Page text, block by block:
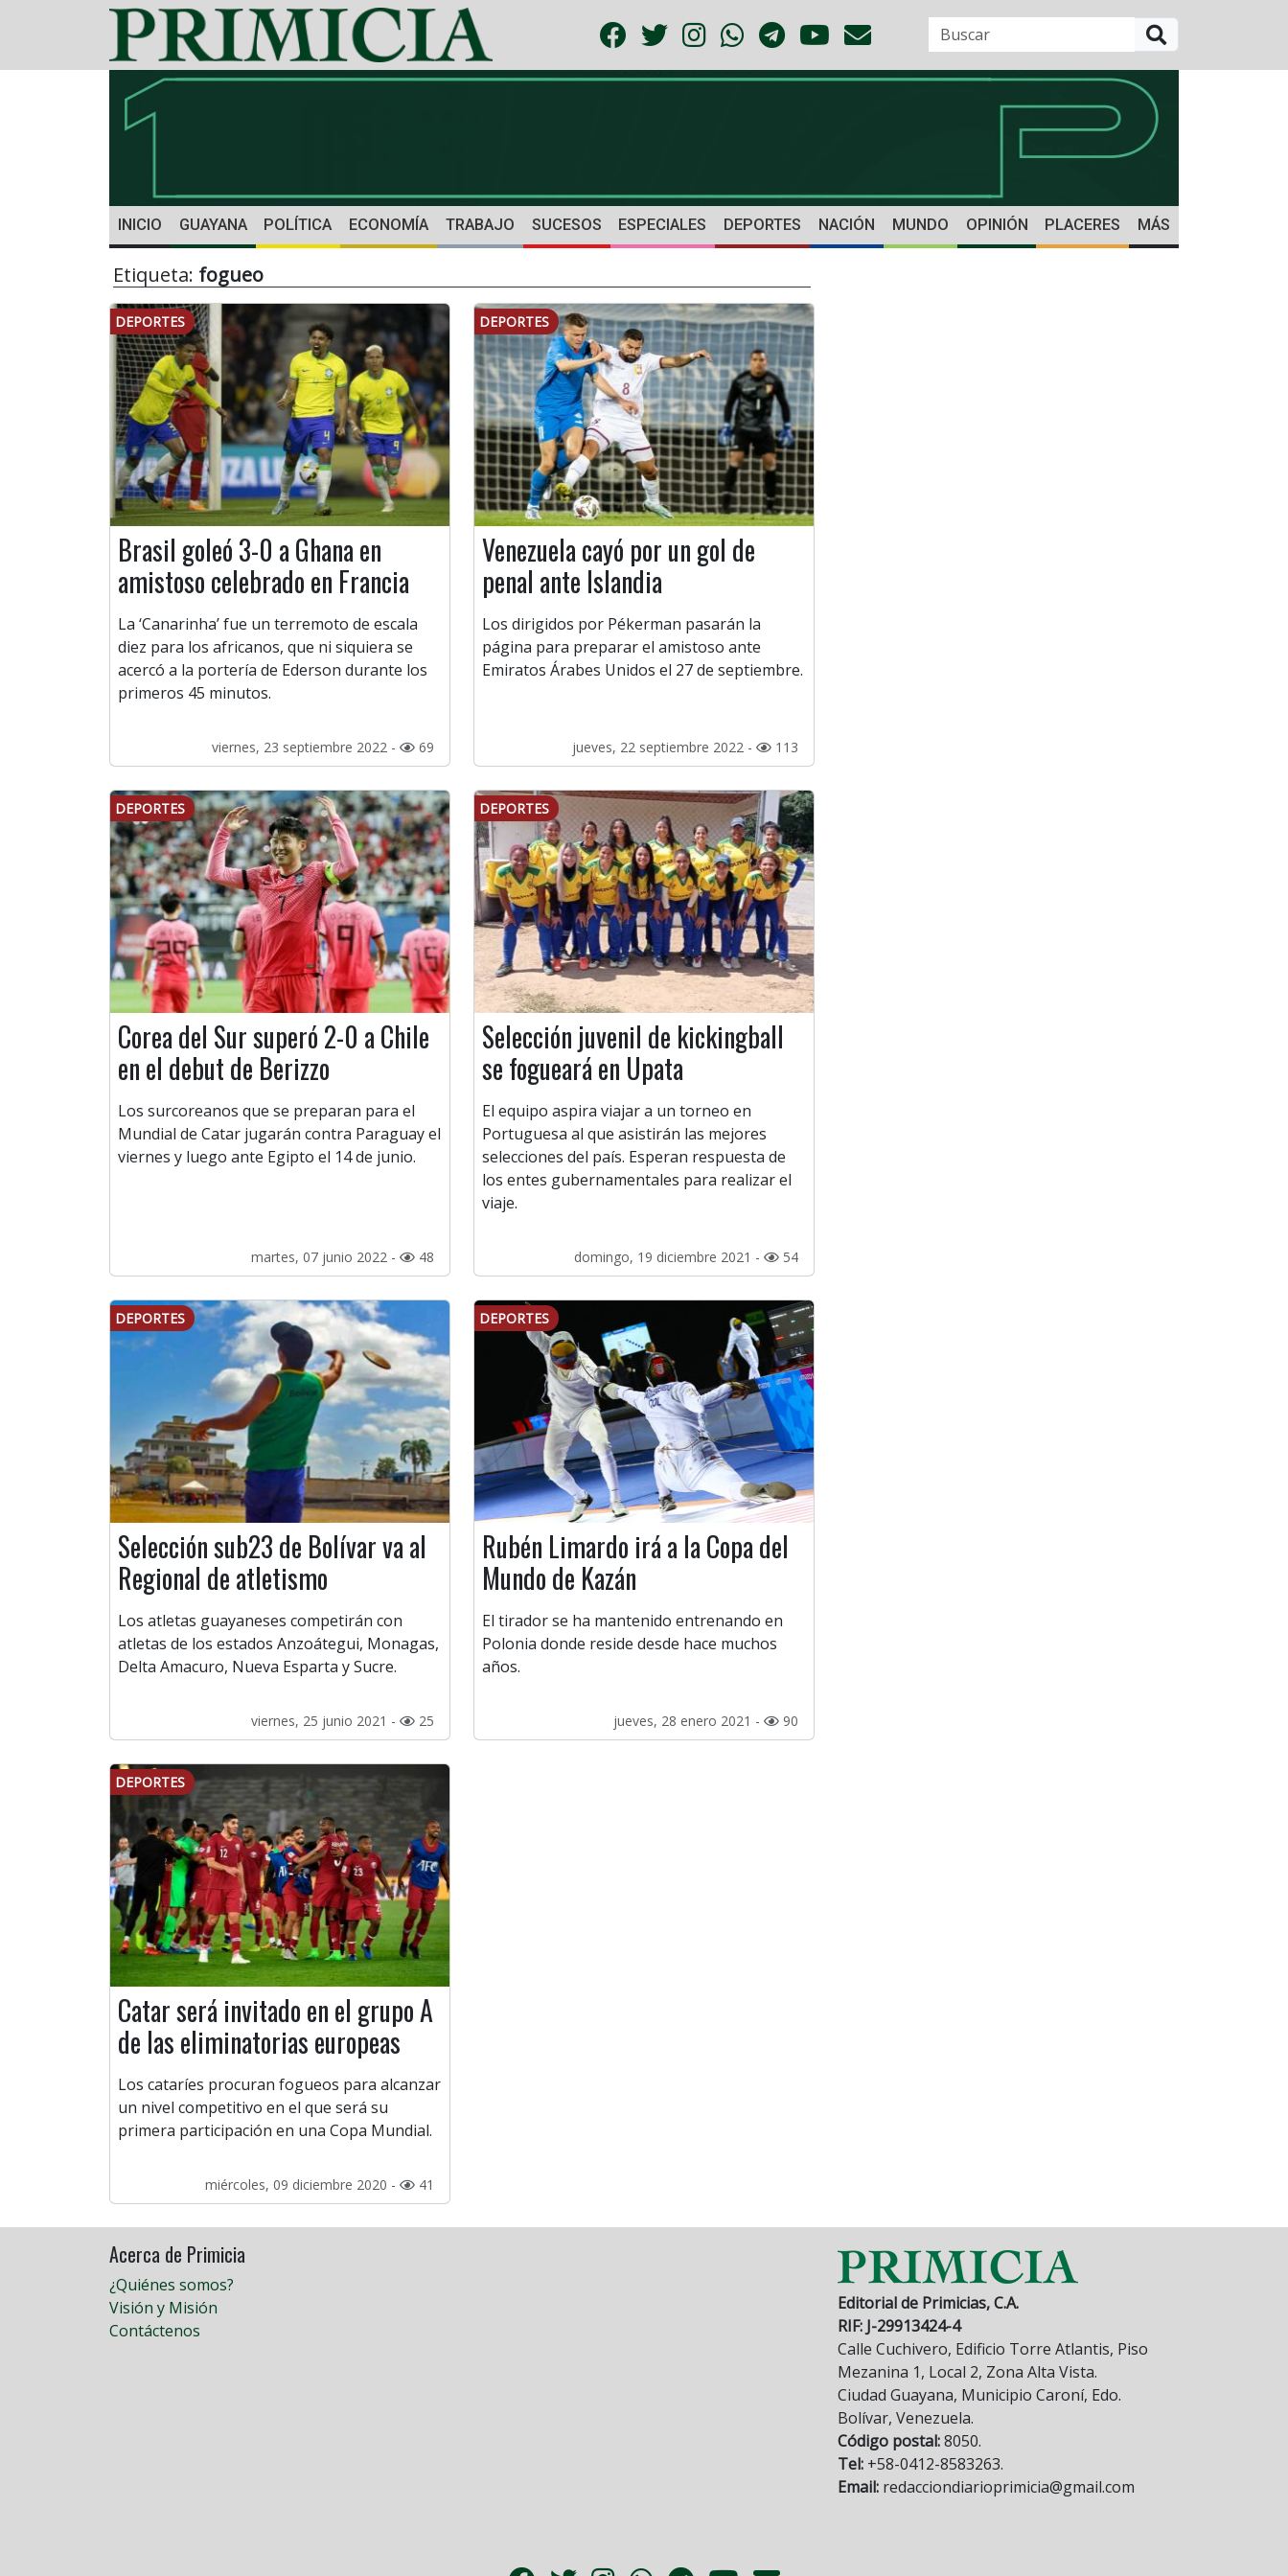
INICIO GUAYANA POLÍTICA ECONOMÍA TRABAJO SUCESOS ESPECIALES DEPORTES NACIÓN MUNDO OPINIÓN PLACERES MÁS
Etiqueta: fogueo
DEPORTES
Brasil goleó 3-0 a Ghana en
amistoso celebrado en Francia
La ‘Canarinha’ fue un terremoto de escala
diez para los africanos, que ni siquiera se
acercó a la portería de Ederson durante los
primeros 45 minutos.
viernes, 23 septiembre 2022 - 69
DEPORTES
Venezuela cayó por un gol de
penal ante Islandia
Los dirigidos por Pékerman pasarán la
página para preparar el amistoso ante
Emiratos Árabes Unidos el 27 de septiembre.
jueves, 22 septiembre 2022 - 113
DEPORTES
Corea del Sur superó 2-0 a Chile
en el debut de Berizzo
Los surcoreanos que se preparan para el
Mundial de Catar jugarán contra Paraguay el
viernes y luego ante Egipto el 14 de junio.
martes, 07 junio 2022 - 48
DEPORTES
Selección juvenil de kickingball
se fogueará en Upata
El equipo aspira viajar a un torneo en
Portuguesa al que asistirán las mejores
selecciones del país. Esperan respuesta de
los entes gubernamentales para realizar el
viaje.
domingo, 19 diciembre 2021 - 54
DEPORTES
Selección sub23 de Bolívar va al
Regional de atletismo
Los atletas guayaneses competirán con
atletas de los estados Anzoátegui, Monagas,
Delta Amacuro, Nueva Esparta y Sucre.
viernes, 25 junio 2021 - 25
DEPORTES
Rubén Limardo irá a la Copa del
Mundo de Kazán
El tirador se ha mantenido entrenando en
Polonia donde reside desde hace muchos
años.
jueves, 28 enero 2021 - 90
DEPORTES
Catar será invitado en el grupo A
de las eliminatorias europeas
Los cataríes procuran fogueos para alcanzar
un nivel competitivo en el que será su
primera participación en una Copa Mundial.
miércoles, 09 diciembre 2020 - 41
Acerca de Primicia
¿Quiénes somos?
Visión y Misión
Contáctenos
Editorial de Primicias, C.A.
RIF: J-29913424-4
Calle Cuchivero, Edificio Torre Atlantis, Piso
Mezanina 1, Local 2, Zona Alta Vista.
Ciudad Guayana, Municipio Caroní, Edo.
Bolívar, Venezuela.
Código postal:8050.
Tel: +58-0412-8583263.
Email: redacciondiarioprimicia@gmail.com